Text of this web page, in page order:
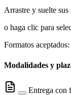
Arrastre y suelte
o haga clic para
Formatos
Modalidades y
Entrega con